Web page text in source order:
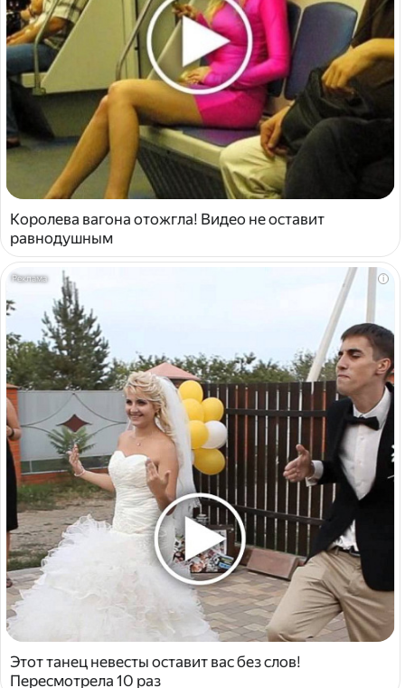
Королева вагона отожгла! Видео не оставит
равнодушным
i
Этот танец невесты оставит вас без слов!
Пересмотрела 10 раз